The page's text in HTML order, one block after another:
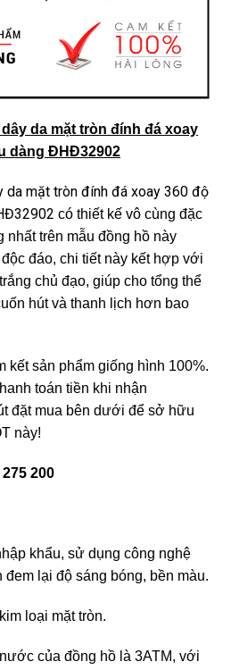
da mặt tròn đính đá xoay
dàng ĐHĐ32902
da mặt tròn đính đá xoay 360 độ
có thiết kế vô cùng đặc
trên mẫu đồng hồ này
đáo, chi tiết này kết hợp với
chủ đạo, giúp cho tổng thể
hút và thanh lịch hơn bao
kết sản phẩm giống hình 100%.
toán tiền khi nhận
đặt mua bên dưới để sở hữu
này!
200
khẩu, sử dụng công nghệ
đem lại độ sáng bóng, bền màu.
loại mặt tròn.
của đồng hồ là 3ATM, với